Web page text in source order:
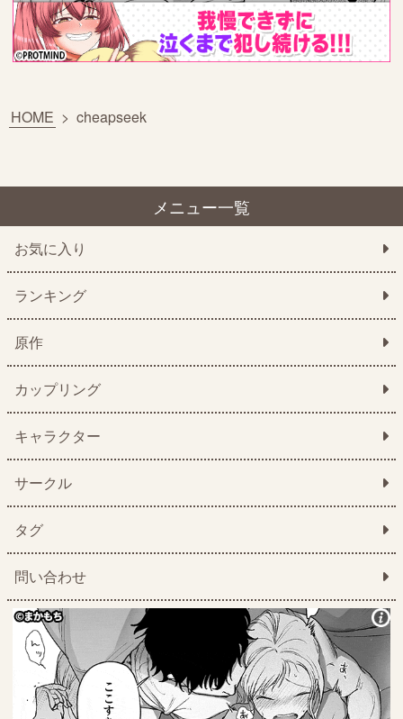
HOME > cheapseek
メニュー一覧
お気に入り
ランキング
原作
カップリング
キャラクター
サークル
タグ
問い合わせ